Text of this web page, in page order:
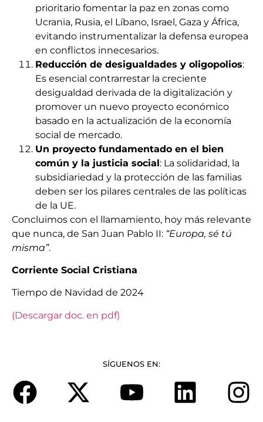
prioritario fomentar la paz en zonas como
Ucrania, Rusia, el Líbano, Israel, Gaza y África,
evitando instrumentalizar la defensa europea
en conflictos innecesarios.
Reducción de desigualdades y oligopolios:
Es esencial contrarrestar la creciente
desigualdad derivada de la digitalización y
promover un nuevo proyecto económico
basado en la actualización de la economía
social de mercado.
Un proyecto fundamentado en el bien
común y la justicia social: La solidaridad, la
subsidiariedad y la protección de las familias
deben ser los pilares centrales de las políticas
de la UE.
Concluimos con el llamamiento, hoy más relevante
que nunca, de San Juan Pablo II: “Europa, sé tú
misma”.
Corriente Social Cristiana
Tiempo de Navidad de 2024
(Descargar doc. en pdf)
SÍGUENOS EN: